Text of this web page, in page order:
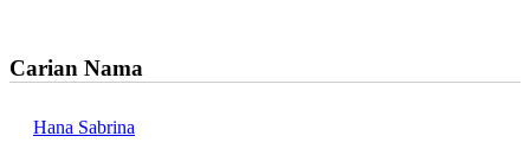
Carian Nama
Hana Sabrina